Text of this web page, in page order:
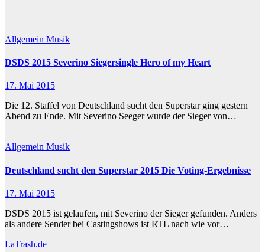
Allgemein Musik
DSDS 2015 Severino Siegersingle Hero of my Heart
17. Mai 2015
Die 12. Staffel von Deutschland sucht den Superstar ging gestern
Abend zu Ende. Mit Severino Seeger wurde der Sieger von…
Allgemein Musik
Deutschland sucht den Superstar 2015 Die Voting-Ergebnisse
17. Mai 2015
DSDS 2015 ist gelaufen, mit Severino der Sieger gefunden. Anders
als andere Sender bei Castingshows ist RTL nach wie vor…
LaTrash.de